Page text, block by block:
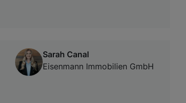
Sarah Canal
Eisenmann Immobilien GmbH